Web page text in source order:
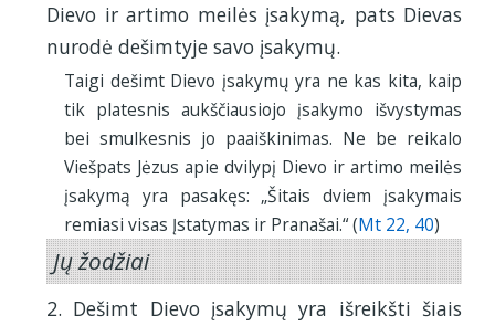
Dievo ir artimo meilės įsakymą, pats Dievas
nurodė dešimtyje savo įsakymų.
Taigi dešimt Dievo įsakymų yra ne kas kita, kaip
tik platesnis aukščiausiojo įsakymo išvystymas
bei smulkesnis jo paaiškinimas. Ne be reikalo
Viešpats Jėzus apie dvilypį Dievo ir artimo meilės
įsakymą yra pasakęs: „Šitais dviem įsakymais
remiasi visas Įstatymas ir Pranašai.“ (Mt 22, 40)
Jų žodžiai
2. Dešimt Dievo įsakymų yra išreikšti šiais